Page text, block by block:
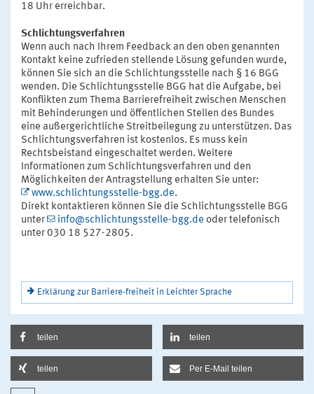
18 Uhr erreichbar.
Schlichtungsverfahren
Wenn auch nach Ihrem Feedback an den oben genannten
Kontakt keine zufrieden stellende Lösung gefunden wurde,
können Sie sich an die Schlichtungsstelle nach § 16 BGG
wenden. Die Schlichtungsstelle BGG hat die Aufgabe, bei
Konflikten zum Thema Barrierefreiheit zwischen Menschen
mit Behinderungen und öffentlichen Stellen des Bundes
eine außergerichtliche Streitbeilegung zu unterstützen. Das
Schlichtungsverfahren ist kostenlos. Es muss kein
Rechtsbeistand eingeschaltet werden. Weitere
Informationen zum Schlichtungsverfahren und den
Möglichkeiten der Antragstellung erhalten Sie unter:
www.schlichtungsstelle-bgg.de.
Direkt kontaktieren können Sie die Schlichtungsstelle BGG
unter
info@schlichtungsstelle-bgg.de oder telefonisch
unter 030 18 527-2805.
Erklärung zur Barriere-freiheit in Leichter Sprache
teilen teilen
teilen Per E-Mail teilen